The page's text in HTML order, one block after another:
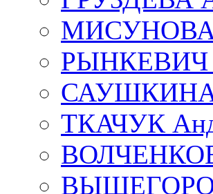
МИСУНОВА
РЫНКЕВИЧ
САУШКИНА
ТКАЧУК
ВОЛЧЕНКОВ